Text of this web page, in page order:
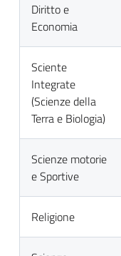
Diritto e
Economia
Sciente
Integrate
(Scienze della
Terra e Biologia)
Scienze motorie
e Sportive
Religione